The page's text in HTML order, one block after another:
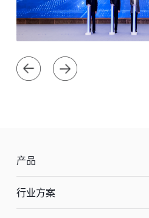
产品
行业方案